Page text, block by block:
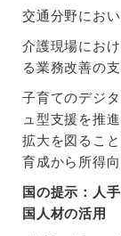
交通分野にお
介護現場にお
る業務改善の
子育てのデジ
ュ型支援を推
拡大を図るこ
育成から所得
国の提示：人
国人材の活用